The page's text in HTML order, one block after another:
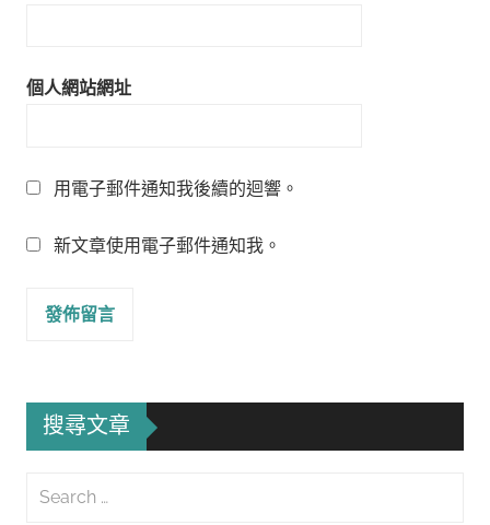
個人網站網址
用電子郵件通知我後續的迴響。
新文章使用電子郵件通知我。
搜尋文章
Search